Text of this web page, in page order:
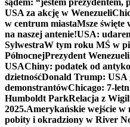
sądem: “jestem prezydentem,
USA za akcję w Wenezueli
w centrum miastaMsze święte
na naszej antenie!USA:
SylwestraW tym roku MŚ w
PółnocnejPrezydent
USAChiny: podatek od
dzietnośćDonald Trump: USA
demonstrantówChicago: 7-
Humboldt ParkRelacja z
2025.Amerykańskie wejście w
pobity i okradziony w River